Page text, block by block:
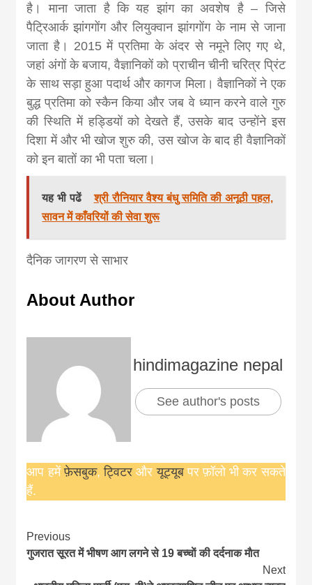
है। माना जाता है कि यह झांग का अवशेष है – जिसे
पैट्रिआर्क झांगगोंग और लियुक्वान झांगगोंग के नाम से जाना
जाता है। 2015 में प्रतिमा के अंदर से नमूने लिए गए थे,
जहां अंगों के बजाय, वैज्ञानिकों को प्राचीन चीनी चरित्र प्रिंट
के साथ सड़ा हुआ पदार्थ और कागज मिला। वैज्ञानिकों ने एक
बुद्ध प्रतिमा को स्कैन किया और जब वे ध्यान करने वाले गुरु
की स्थिति में हड्डियों को देखते हैं, उसके बाद उन्होंने इस
दिशा में और भी खोज शुरु की, उस खोज के बाद ही वैज्ञानिकों
को इन बातों का भी पता चला।
यह भी पढें
श्री रौनियार वैश्य बंधु समिति की अनूठी पहल,
सावन में काँवरियों की सेवा शुरू
दैनिक जागरण से साभार
About Author
hindimagazine nepal
See author's posts
आप हमेंफ़ेसबुक,ट्विटरऔरयूट्यूबपर फ़ॉलो भी कर सकते
हैं.
Continue
Reading
Previous
गुजरात सूरत में भीषण आग लगने से 19 बच्चाें की दर्दनाक माैत
Next